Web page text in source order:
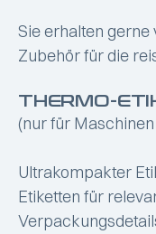
Sie erhalten
Zubehör für die
THERMO-
(nur für
Ultrakompakter
Etiketten für